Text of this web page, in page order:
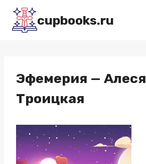
Перейти
содержимому
cupbooks.ru
Эфемерия — Алеся
Троицкая